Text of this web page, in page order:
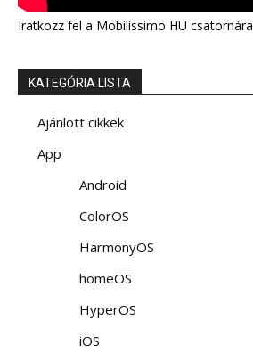
Iratkozz fel a Mobilissimo HU csatornára
KATEGÓRIA LISTA
Ajánlott cikkek
App
Android
ColorOS
HarmonyOS
homeOS
HyperOS
iOS